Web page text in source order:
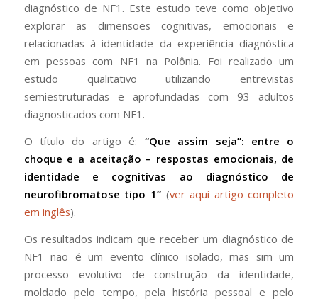
diagnóstico de NF1. Este estudo teve como objetivo
explorar as dimensões cognitivas, emocionais e
relacionadas à identidade da experiência diagnóstica
em pessoas com NF1 na Polônia. Foi realizado um
estudo qualitativo utilizando entrevistas
semiestruturadas e aprofundadas com 93 adultos
diagnosticados com NF1.
O título do artigo é: “Que assim seja”: entre o
choque e a aceitação – respostas emocionais, de
identidade e cognitivas ao diagnóstico de
neurofibromatose tipo 1” (ver aqui artigo completo
em inglês).
Os resultados indicam que receber um diagnóstico de
NF1 não é um evento clínico isolado, mas sim um
processo evolutivo de construção da identidade,
moldado pelo tempo, pela história pessoal e pelo